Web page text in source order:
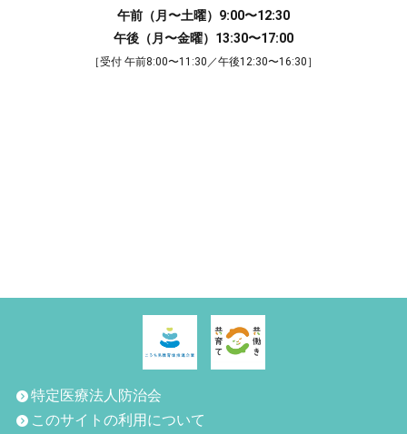
午前（月〜土曜）9:00〜12:30
午後（月〜金曜）13:30〜17:00
［受付 午前8:00〜11:30／午後12:30〜16:30］
特定医療法人防治会
このサイトの利用について